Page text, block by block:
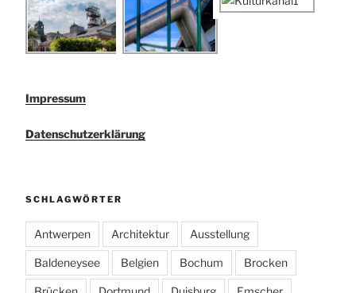
Impressum
Datenschutzerklärung
SCHLAGWÖRTER
Antwerpen Architektur Ausstellung
Baldeneysee Belgien Bochum Brocken